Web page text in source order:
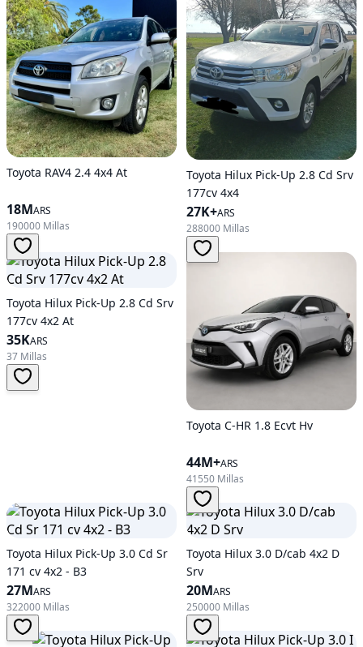
Toyota RAV4 2.4 4x4 At
18MARS
190000 Millas
Toyota Hilux Pick-Up 2.8 Cd Srv
177cv 4x4
27K+ARS
288000 Millas
Toyota Hilux Pick-Up 2.8 Cd Srv
177cv 4x2 At
35KARS
37 Millas
Toyota C-HR 1.8 Ecvt Hv
44M+ARS
41550 Millas
Toyota Hilux Pick-Up 3.0 Cd Sr
171 cv 4x2 - B3
27MARS
322000 Millas
Toyota Hilux 3.0 D/cab 4x2 D
Srv
20MARS
250000 Millas